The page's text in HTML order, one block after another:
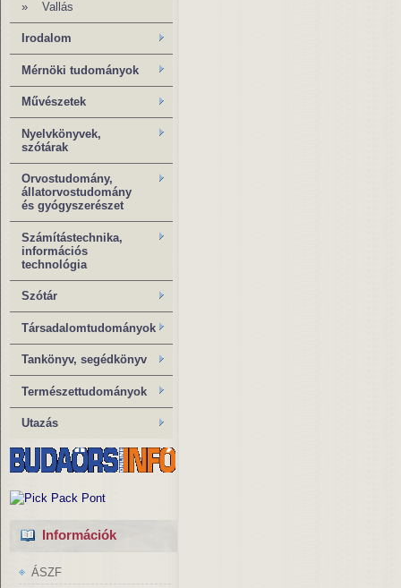
» Vallás
Irodalom
Mérnöki tudományok
Művészetek
Nyelvkönyvek,
szótárak
Orvostudomány,
állatorvostudomány
és gyógyszerészet
Számítástechnika,
információs
technológia
Szótár
Társadalomtudományok
Tankönyv, segédkönyv
Természettudományok
Utazás
Információk
ÁSZF